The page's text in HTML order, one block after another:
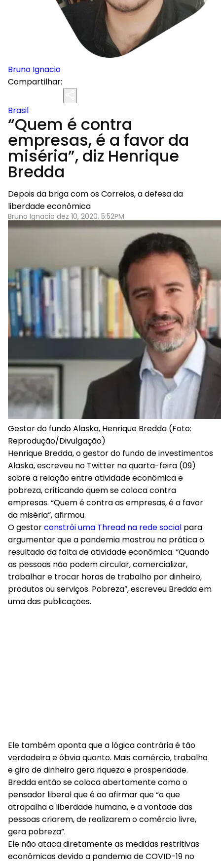
Bruno Ignacio
Compartilhar:
Brasil
“Quem é contra
empresas, é a favor da
miséria”, diz Henrique
Bredda
Depois da briga com os Correios, a defesa da
liberdade econômica
Bruno Ignacio dez 10, 2020, 5:52PM
Gestor do fundo Alaska, Henrique Bredda (Foto:
Reprodução/Divulgação)
Henrique Bredda, o gestor do fundo de investimentos
Alaska, escreveu no Twitter na quarta-feira (09)
sobre a relação entre atividade econômica e
pobreza, criticando quem se coloca contra
empresas. “Quem é contra as empresas, é a favor
da miséria”, afirmou.
O gestorconstrói uma Thread na rede social para
argumentar que a pandemia mostrou na prática o
resultado da falta de atividade econômica. “Quando
as pessoas não podem circular, comercializar,
trabalhar e trocar horas de trabalho por dinheiro,
produtos ou serviços. Pobreza”, escreveu Bredda em
uma das publicações.
Ele também aponta que a lógica contrária é tão
verdadeira e óbvia quanto. Mais comércio, trabalho
e giro de dinheiro gera riqueza e prosperidade.
Bredda então se coloca abertamente como o
pensador liberal que é ao afirmar que “o que
atrapalha a liberdade humana, e a vontade das
pessoas criarem, de realizarem o comércio livre,
gera pobreza”.
Ele não ataca diretamente as medidas restritivas
econômicas devido a pandemia de COVID-19 no